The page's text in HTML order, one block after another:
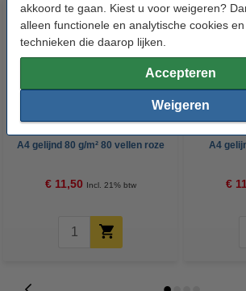
akkoord te gaan. Kiest u voor weigeren?
alleen functionele en analytische cookies
technieken die daarop lijken.
Accepteren
Weigeren
A4 gelijnd 80 g/m² 80 vellen roze
€ 11,50 Incl. 21% btw
A4
€